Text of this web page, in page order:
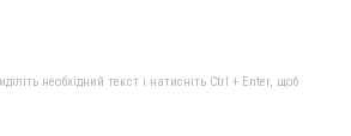
необхідний текст і натисніть Ctrl + Enter, щоб